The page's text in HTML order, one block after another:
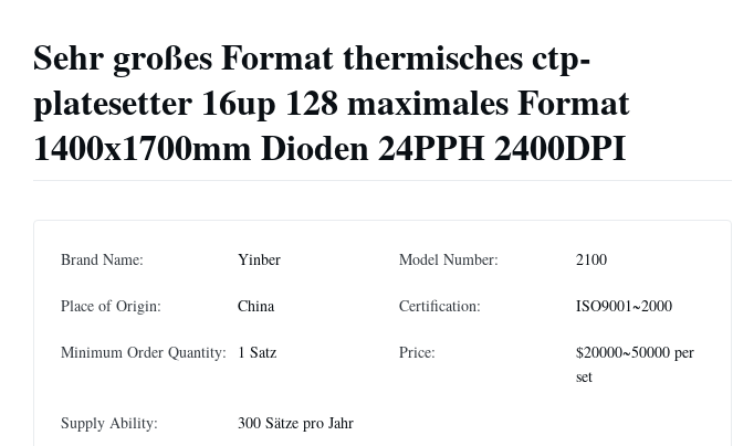
Sehr großes Format thermisches ctp-
platesetter 16up 128 maximales Format
1400x1700mm Dioden 24PPH 2400DPI
Brand Name: Yinber Model Number: 2100
Place of Origin: China Certification: ISO9001~2000
Minimum Order Quantity: 1 Satz Price:
$20000~50000 per
set
Supply Ability: 300 Sätze pro Jahr